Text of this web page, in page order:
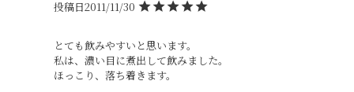
投稿日2011/11/30
とても飲みやすいと思います。
私は、濃い目に煮出して飲みました。
ほっこり、落ち着きます。